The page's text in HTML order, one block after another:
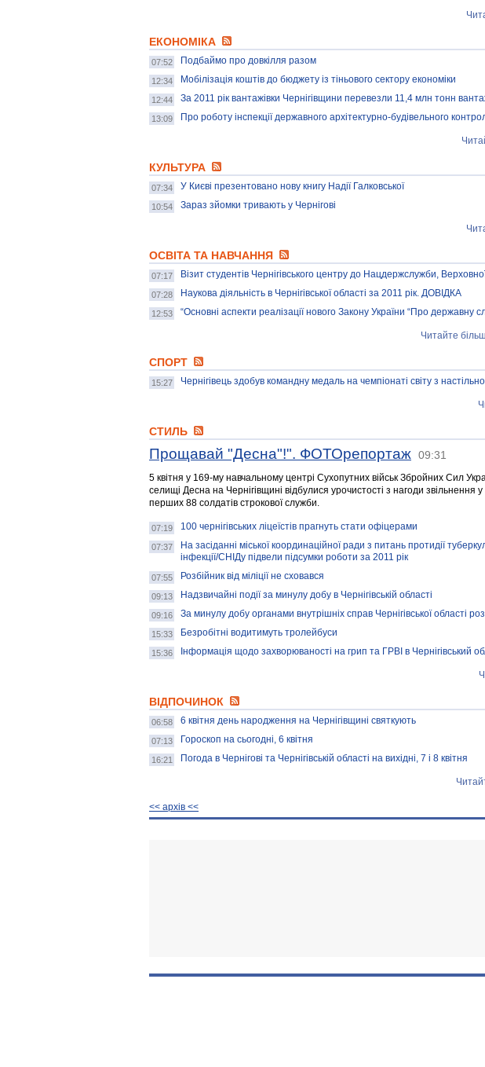
ЕКОНОМІКА
07:52 Подбаймо про довкілля разом
12:34 Мобілізація коштів до бюджету із тіньового сектору економіки
12:44 За 2011 рік вантажівки Чернігівщини перевезли 11,4 млн тонн
13:09 Про роботу інспекції державного архітектурно-будівельного
КУЛЬТУРА
07:34 У Києві презентовано нову книгу Надії Галковської
10:54 Зараз зйомки тривають у Чернігові
ОСВІТА ТА НАВЧАННЯ
07:17 Візит студентів Чернігівського центру до Нацдержслужби,
07:28 Наукова діяльність в Чернігівської області за 2011 рік. ДОВІДКА
12:53 “Основні аспекти реалізації нового Закону України “Про державну
Читайте
СПОРТ
15:27 Чернігівець здобув командну медаль на чемпіонаті світу з
СТИЛЬ
Прощавай "Десна"!". ФОТОрепортаж 09:31
5 квітня у 169-му навчальному центрі Сухопутних військ Збройних Сил
селищі Десна на Чернігівщині відбулися урочистості з нагоди звільнення
перших 88 солдатів строкової служби.
07:19 100 чернігівських ліцеїстів прагнуть стати офіцерами
07:37
На засіданні міської координаційної ради з питань протидії
інфекції/СНІДу підвели підсумки роботи за 2011 рік
07:55 Розбійник від міліції не сховався
09:13 Надзвичайні події за минулу добу в Чернігівській області
09:16 За минулу добу органами внутрішніх справ Чернігівської області
15:33 Безробітні водитимуть тролейбуси
15:36 Інформація щодо захворюваності на грип та ГРВІ в Чернігівський
ВІДПОЧИНОК
06:58 6 квітня день народження на Чернігівщині святкують
07:13 Гороскоп на сьогодні, 6 квітня
16:21 Погода в Чернігові та Чернігівській області на вихідні, 7 і 8 квітня
<< архiв <<